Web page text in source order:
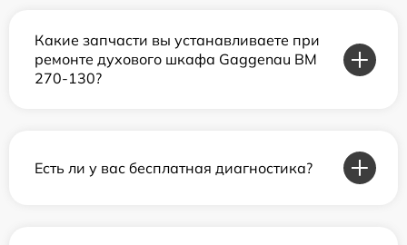
Какие запчасти вы устанавливаете при
ремонте духового шкафа Gaggenau BM
270-130?
Есть ли у вас бесплатная диагностика?